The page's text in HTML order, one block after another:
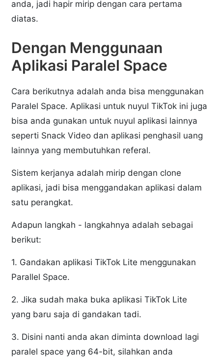
anda, jadi hapir mirip dengan cara pertama
diatas.
Dengan Menggunaan
Aplikasi Paralel Space
Cara berikutnya adalah anda bisa menggunakan
Paralel Space. Aplikasi untuk nuyul TikTok ini juga
bisa anda gunakan untuk nuyul aplikasi lainnya
seperti Snack Video dan aplikasi penghasil uang
lainnya yang membutuhkan referal.
Sistem kerjanya adalah mirip dengan clone
aplikasi, jadi bisa menggandakan aplikasi dalam
satu perangkat.
Adapun langkah - langkahnya adalah sebagai
berikut:
1. Gandakan aplikasi TikTok Lite menggunakan
Parallel Space.
2. Jika sudah maka buka aplikasi TikTok Lite
yang baru saja di gandakan tadi.
3. Disini nanti anda akan diminta download lagi
paralel space yang 64-bit, silahkan anda